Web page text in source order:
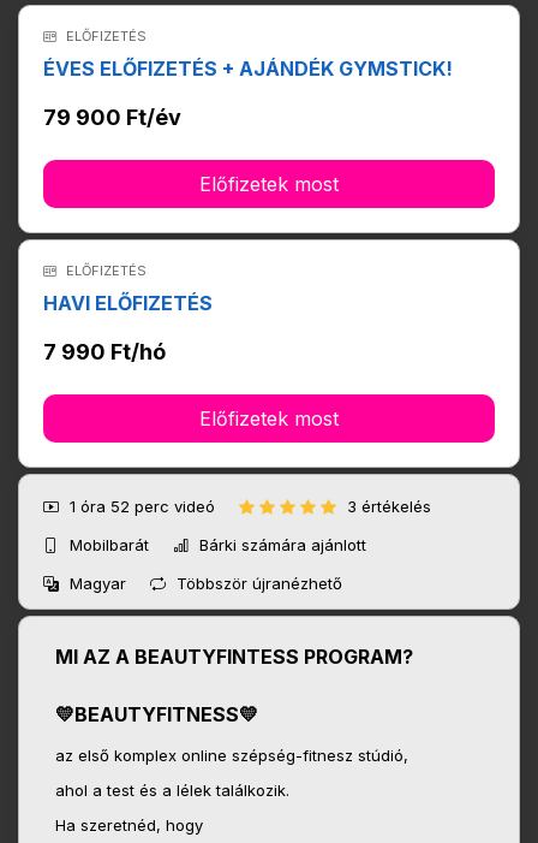
ELŐFIZETÉS
ÉVES ELŐFIZETÉS + AJÁNDÉK GYMSTICK!
79 900 Ft/év
Előfizetek most
ELŐFIZETÉS
HAVI ELŐFIZETÉS
7 990 Ft/hó
Előfizetek most
1 óra 52 perc videó
3 értékelés
Mobilbarát
Bárki számára ajánlott
Magyar
Többször újranézhető
MI AZ A BEAUTYFINTESS PROGRAM?
💛BEAUTYFITNESS💛
az első komplex online szépség-fitnesz stúdió,
ahol a test és a lélek találkozik.
Ha szeretnéd, hogy